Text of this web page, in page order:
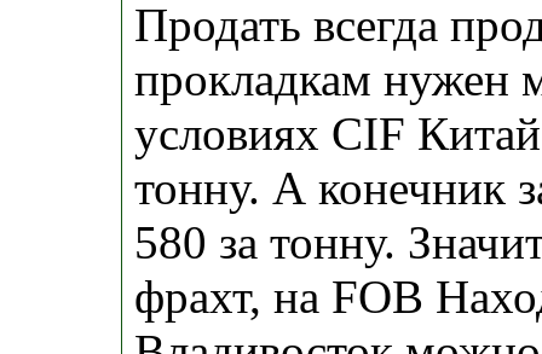
Продать всегда
прокладкам нужен
условиях CIF
тонну. А конечник
580 за тонну.
фрахт, на FOB